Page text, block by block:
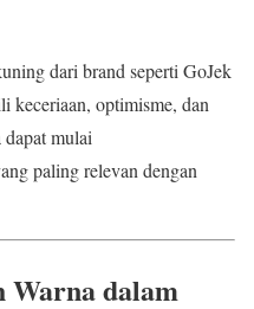
dari brand seperti GoJek
keceriaan, optimisme, dan
mulai
paling relevan dengan
dalam